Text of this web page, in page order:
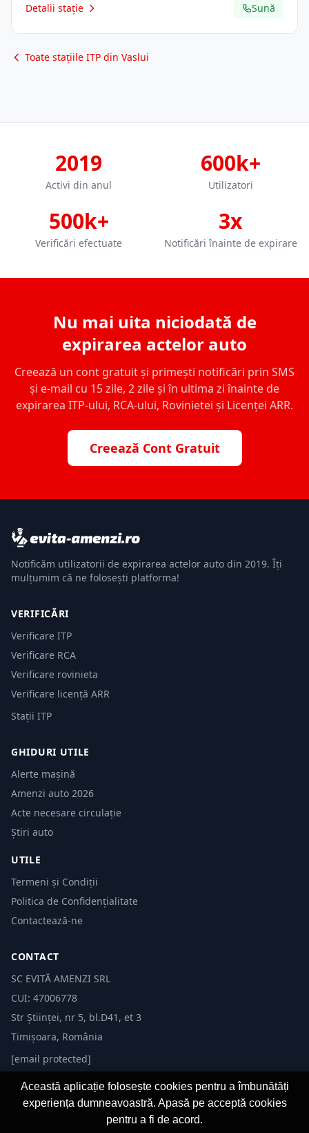
Detalii stație Sună
Toate stațiile ITP din Vaslui
2019
Activi din anul
600k+
Utilizatori
500k+
Verificări efectuate
3x
Notificări înainte de expirare
Nu mai uita niciodată de
expirarea actelor auto
Creează un cont gratuit și primești notificări prin SMS
și e-mail cu 15 zile, 2 zile și în ultima zi înainte de
expirarea ITP-ului, RCA-ului, Rovinietei și Licenței ARR.
Creează Cont Gratuit
Notificăm utilizatorii de expirarea actelor auto din 2019. Îți
mulțumim că ne folosești platforma!
VERIFICĂRI
Verificare ITP
Verificare RCA
Verificare rovinieta
Verificare licență ARR
Stații ITP
GHIDURI UTILE
Alerte mașină
Amenzi auto 2026
Acte necesare circulație
Știri auto
UTILE
Termeni și Condiții
Politica de Confidențialitate
Contactează-ne
CONTACT
SC EVITĂ AMENZI SRL
CUI: 47006778
Str Științei, nr 5, bl.D41, et 3
Timișoara, România
[email protected]
Această aplicație folosește cookies pentru a îmbunătăți
experiența dumneavoastră. Apasă pe acceptă cookies
pentru a fi de acord.